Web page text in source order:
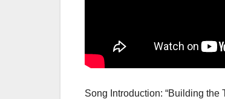
Song Introduction: “Building the